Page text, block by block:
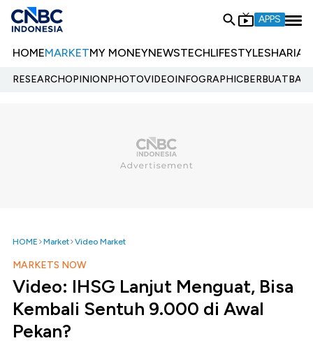
APPS
HOMEMARKETMY MONEYNEWSTECHLIFESTYLESHARIA
RESEARCHOPINIONPHOTOVIDEOINFOGRAPHIC
HOME Market Video Market
MARKETS NOW
Video: IHSG Lanjut Menguat, Bisa
Kembali Sentuh 9.000 di Awal
Pekan?